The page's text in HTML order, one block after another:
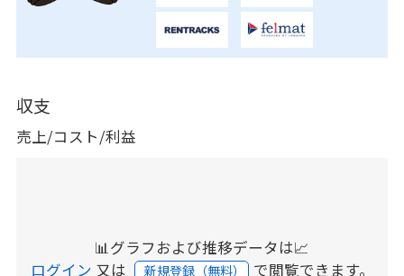
収支
売上/コスト/利益
📊グラフおよび推移データは📈
ログイン 又は 新規登録（無料） で閲覧できます。